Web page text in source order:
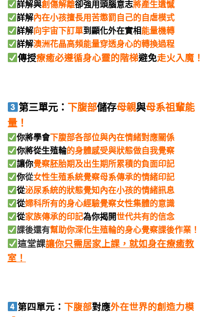
詳解與創傷解離卻強用頭腦意志將產生遺憾
詳解內在小孩擅長用苦懲罰自己的自虐模式
詳解向宇宙下訂單到顯化外在實相能量機轉
詳解澳洲花晶高頻能量穿透身心的轉換過程
傳授療癒必遵循身心靈的階梯避免走火入魔！
第三單元： 下腹部儲存母親與母系祖輩能
量！
你將學會下腹部各部位與內在情緒對應關係
你將從生殖輪的身體感受與狀態做自我覺察
讓你覺察胚胎期及出生期所累積的負面印記
你從女性生殖系統覺察母系傳承的情緒印記
從泌尿系統的狀態覺知內在小孩的情緒訊息
從婦科所有的身心經驗覺察女性集體的意識
從家族傳承的印記為你揭開世代共有的信念
課後還有幫助你深化生殖輪的身心覺察課後作業！
這堂課讓你只需居家上課，就如身在療癒教
室！
第四單元： 下腹部對應外在世界的創造力模